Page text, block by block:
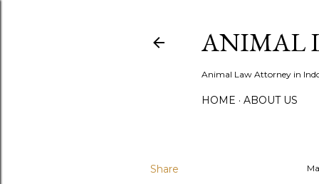
ANIMAL
Animal Law Attorney in
HOME ABOUT US
Share